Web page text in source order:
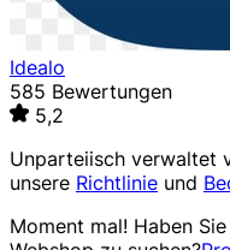
Idealo
585 Bewertungen
5,2
Unparteiisch verwaltet
unsere Richtlinie und
Moment mal! Haben